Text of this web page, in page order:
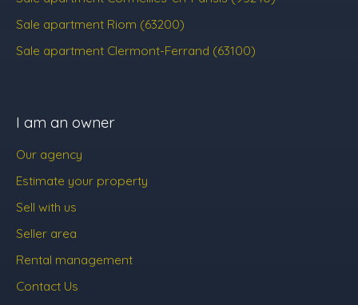
Sale apartment Riom (63200)
Sale apartment Clermont-Ferrand (63100)
I am an owner
Our agency
Estimate your property
Sell with us
Seller area
Rental management
Contact Us